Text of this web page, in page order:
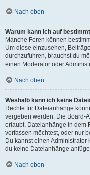
Nach oben
Warum kann ich auf
Manche Foren können
Um diese einzusehen,
durchzuführen, brauchst du
einen Moderator oder
Nach oben
Weshalb kann ich keine
Rechte für Dateianhänge
vergeben werden. Die Board-
erlaubt, Dateianhänge in dem
verfassen möchtest, oder nur
Du kannst einen
du keine Dateianhänge
Nach oben